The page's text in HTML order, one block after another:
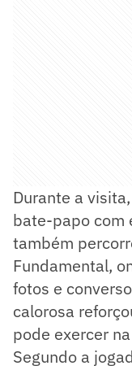
Durante a
bate-papo com
também
Fundamental,
fotos e
calorosa
pode exercer
Segundo a